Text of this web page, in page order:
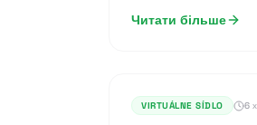
Читати більше
VIRTUÁLNE SÍDLO 6